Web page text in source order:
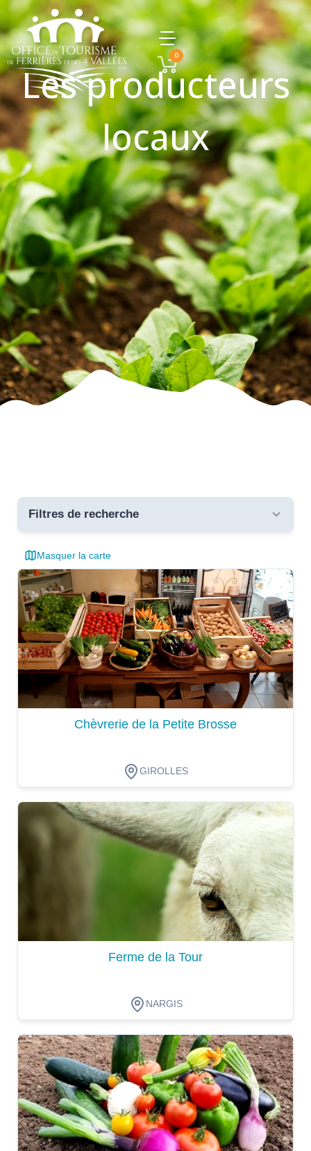
0
Les producteurs
locaux
Filtres de recherche
Toutes les communes
critères
Masquer la carte
Chèvrerie de la Petite Brosse
GIROLLES
Dégustation
Ferme de la Tour
NARGIS
Dégustation